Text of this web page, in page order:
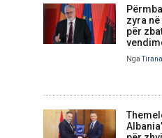
zyra
për
Nga